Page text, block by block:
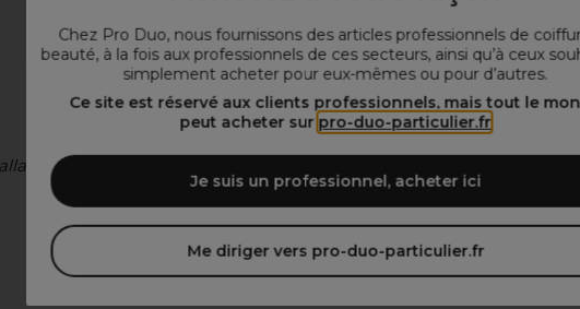
Chez Pro Duo, nous fournissons des articles professionnels de
beauté, à la fois aux professionnels de ces secteurs, ainsi qu’à ceux
simplement acheter pour eux-mêmes ou pour d’autres.
Ce site est réservé aux clients professionnels, mais tout le
peut acheter sur pro-duo-particulier.fr
Je suis un professionnel, acheter ici
Me diriger vers pro-duo-particulier.fr